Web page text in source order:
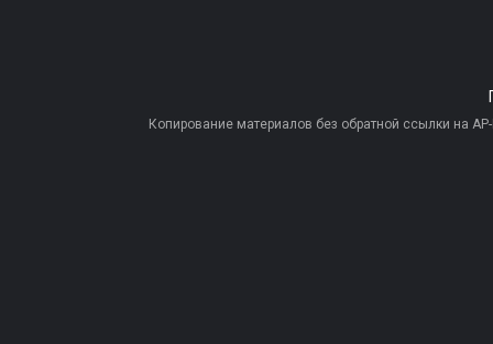
Копирование материалов без обратной ссылки на